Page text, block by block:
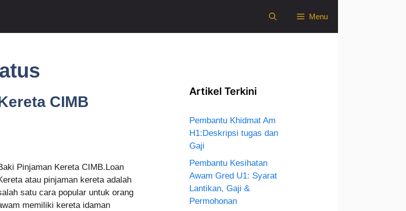
Menu
CIMB
Pinjaman Kereta CIMB.Loan
atau pinjaman kereta adalah
satu cara popular untuk orang
memiliki kereta idaman
Artikel Terkini
Pembantu Khidmat Am
H1:Deskripsi tugas dan
Gaji
Pembantu Kesihatan
Awam Gred U1: Syarat
Lantikan, Gaji &
Permohonan